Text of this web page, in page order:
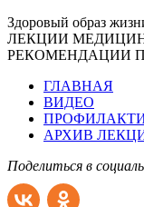
Здоровый образ
ЛЕКЦИИ
РЕКОМЕНДАЦИИ
ГЛАВНАЯ
ВИДЕО
АРХИВ
Поделиться в